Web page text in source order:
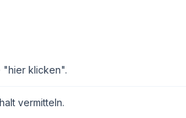
"hier klicken".
vermitteln.